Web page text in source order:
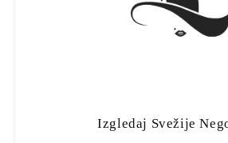
Izgledaj Svežije